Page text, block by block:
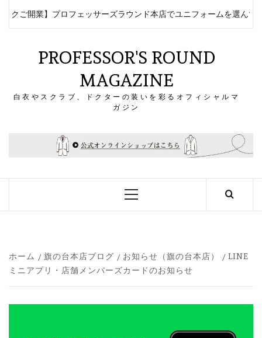
クご開業】プロフェッサーズラウンド本店でユニフォームを選んでみ
PROFESSOR'S ROUND
MAGAZINE
白衣やスクラブ、ドクターの装いを彩るオフィシャルマ
ガジン
メ
ー
ホーム 旗の台本店ブログ お知らせ（旗の台本店）
LINE
ミニアプリ・店舗メンバーズカードのお知らせ